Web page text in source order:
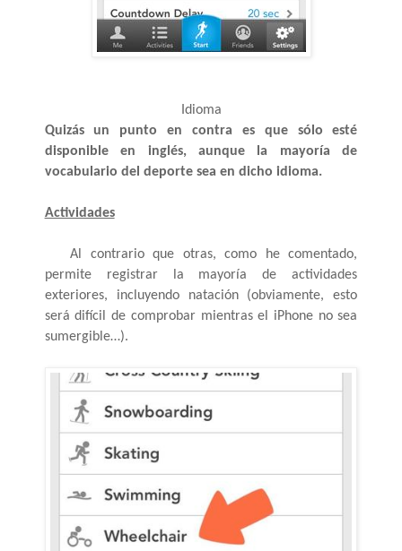
Idioma
Quizás un punto en contra es que sólo esté
disponible en inglés, aunque la mayoría de
vocabulario del deporte sea en dicho idioma.
Actividades
Al contrario que otras, como he comentado,
permite registrar la mayoría de actividades
exteriores, incluyendo natación (obviamente, esto
será difícil de comprobar mientras el iPhone no sea
sumergible…).